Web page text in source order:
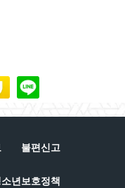
불편신고
년보호정책